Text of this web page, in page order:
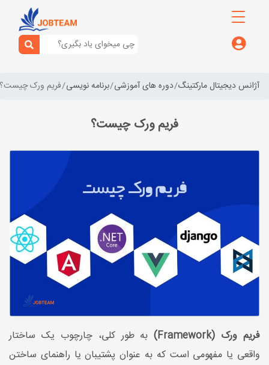
آژانس دیجیتال مارکتینگ دوره های آموزشی برنامه نویسی فریم ورک چیست؟
فریم ورک چیست؟
فریم ورک (Framework)
به طور کلی، چارچوب یک ساختار
واقعی یا مفهومی است که به عنوان پشتیبان یا راهنمای ساختن